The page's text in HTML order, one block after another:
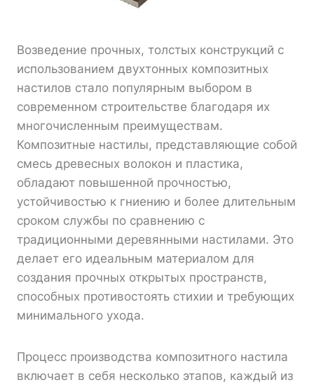
Возведение прочных, толстых конструкций с
использованием двухтонных композитных
настилов стало популярным выбором в
современном строительстве благодаря их
многочисленным преимуществам.
Композитные настилы, представляющие собой
смесь древесных волокон и пластика,
обладают повышенной прочностью,
устойчивостью к гниению и более длительным
сроком службы по сравнению с
традиционными деревянными настилами. Это
делает его идеальным материалом для
создания прочных открытых пространств,
способных противостоять стихии и требующих
минимального ухода.
Процесс производства композитного настила
включает в себя несколько этапов, каждый из